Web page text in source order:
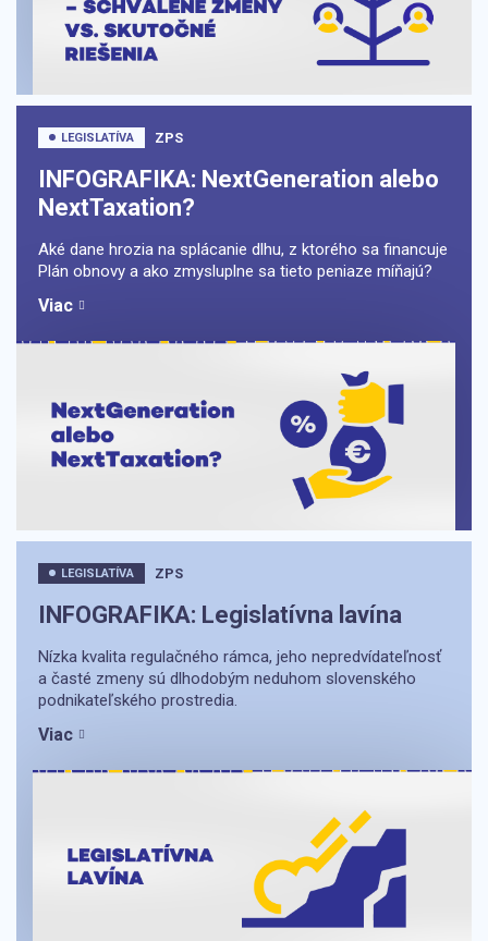
LEGISLATÍVA ZPS
INFOGRAFIKA: NextGeneration alebo
NextTaxation?
Aké dane hrozia na splácanie dlhu, z ktorého sa financuje
Plán obnovy a ako zmysluplne sa tieto peniaze míňajú?
Viac
LEGISLATÍVA ZPS
INFOGRAFIKA: Legislatívna lavína
Nízka kvalita regulačného rámca, jeho nepredvídateľnosť
a časté zmeny sú dlhodobým neduhom slovenského
podnikateľského prostredia.
Viac